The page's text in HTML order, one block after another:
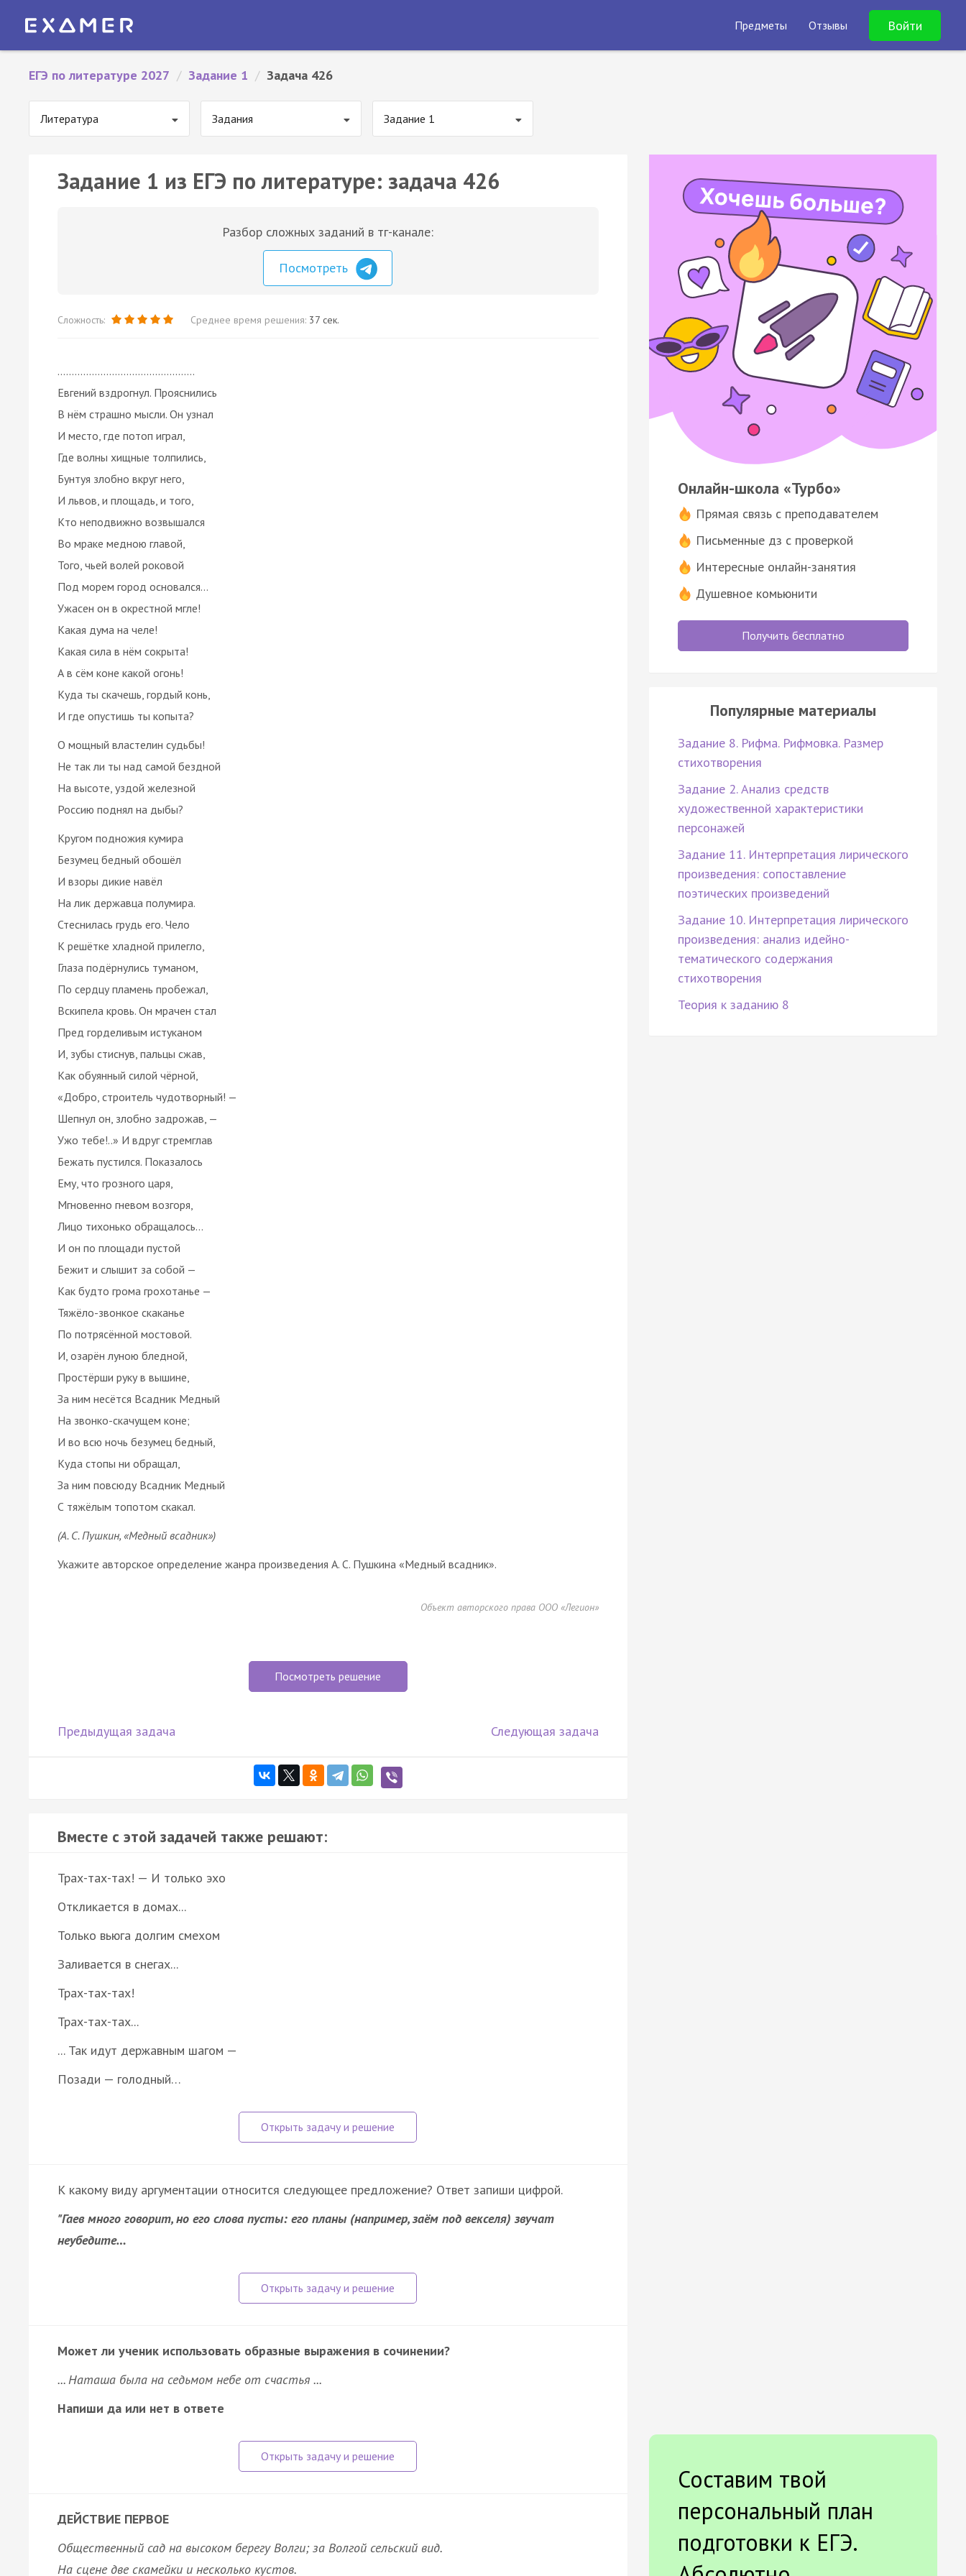
Предметы Отзывы Войти
ЕГЭ по литературе 2027 / Задание 1 / Задача 426
Литература Задания Задание 1
Задание 1 из ЕГЭ по литературе: задача 426
Разбор сложных заданий в тг-канале:
Посмотреть
Сложность: Среднее время решения: 37 сек.
................................................
Евгений вздрогнул. Прояснились
В нём страшно мысли. Он узнал
И место, где потоп играл,
Где волны хищные толпились,
Бунтуя злобно вкруг него,
И львов, и площадь, и того,
Кто неподвижно возвышался
Во мраке медною главой,
Того, чьей волей роковой
Под морем город основался…
Ужасен он в окрестной мгле!
Какая дума на челе!
Какая сила в нём сокрыта!
А в сём коне какой огонь!
Куда ты скачешь, гордый конь,
И где опустишь ты копыта?
О мощный властелин судьбы!
Не так ли ты над самой бездной
На высоте, уздой железной
Россию поднял на дыбы?
Кругом подножия кумира
Безумец бедный обошёл
И взоры дикие навёл
На лик державца полумира.
Стеснилась грудь его. Чело
К решётке хладной прилегло,
Глаза подёрнулись туманом,
По сердцу пламень пробежал,
Вскипела кровь. Он мрачен стал
Пред горделивым истуканом
И, зубы стиснув, пальцы сжав,
Как обуянный силой чёрной,
«Добро, строитель чудотворный! —
Шепнул он, злобно задрожав, —
Ужо тебе!..» И вдруг стремглав
Бежать пустился. Показалось
Ему, что грозного царя,
Мгновенно гневом возгоря,
Лицо тихонько обращалось…
И он по площади пустой
Бежит и слышит за собой —
Как будто грома грохотанье —
Тяжёло-звонкое скаканье
По потрясённой мостовой.
И, озарён луною бледной,
Простёрши руку в вышине,
За ним несётся Всадник Медный
На звонко-скачущем коне;
И во всю ночь безумец бедный,
Куда стопы ни обращал,
За ним повсюду Всадник Медный
С тяжёлым топотом скакал.
(А. С. Пушкин, «Медный всадник»)
Укажите авторское определение жанра произведения А. С. Пушкина «Медный всадник».
Объект авторского права ООО «Легион»
Посмотреть решение
Предыдущая задача Следующая задача
Вместе с этой задачей также решают:
Трах-тах-тах! — И только эхо
Откликается в домах...
Только вьюга долгим смехом
Заливается в снегах...
Трах-тах-тах!
Трах-тах-тах...
... Так идут державным шагом —
Позади — голодный…
К какому виду аргументации относится следующее предложение? Ответ запиши цифрой.
"Гаев много говорит, но его слова пусты: его планы (например, заём под векселя) звучат
неубедите…
Может ли ученик использовать образные выражения в сочинении?
... Наташа была на седьмом небе от счастья ...
Напиши да или нет в ответе
ДЕЙСТВИЕ ПЕРВОЕ
Общественный сад на высоком берегу Волги; за Волгой сельский вид.
На сцене две скамейки и несколько кустов.
Онлайн-школа «Турбо»
Прямая связь с преподавателем
Письменные дз с проверкой
Интересные онлайн-занятия
Душевное комьюнити
Получить бесплатно
Популярные материалы
Задание 8. Рифма. Рифмовка. Размер
стихотворения
Задание 2. Анализ средств
художественной характеристики
персонажей
Задание 11. Интерпретация лирического
произведения: сопоставление
поэтических произведений
Задание 10. Интерпретация лирического
произведения: анализ идейно-
тематического содержания
стихотворения
Теория к заданию 8
Составим твой
персональный план
подготовки к ЕГЭ.